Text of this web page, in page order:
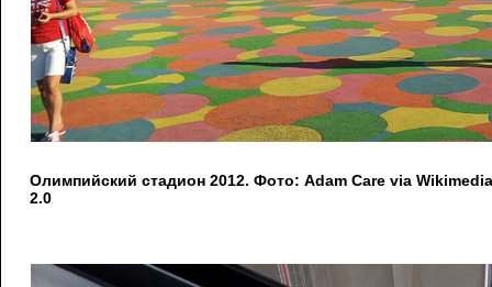
Олимпийский стадион 2012. Фото: Adam Care via
2.0